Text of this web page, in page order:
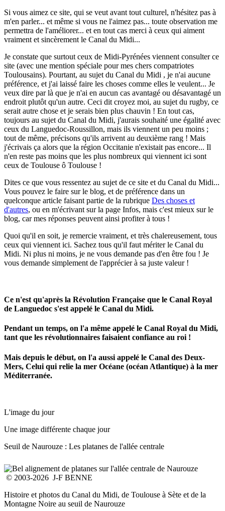
Si vous aimez ce site, qui se veut avant tout culturel, n'hésitez pas à
m'en parler... et même si vous ne l'aimez pas... toute observation me
permettra de l'améliorer... et en tout cas merci à ceux qui aiment
vraiment et sincèrement le Canal du Midi...
Je constate que surtout ceux de Midi-Pyrénées viennent consulter ce
site (avec une mention spéciale pour mes chers compatriotes
Toulousains). Pourtant, au sujet du Canal du Midi , je n'ai aucune
préférence, et j'ai laissé faire les choses comme elles le veulent... Je
veux dire par là que je n'ai en aucun cas avantagé ou désavantagé un
endroit plutôt qu'un autre. Ceci dit croyez moi, au sujet du rugby, ce
serait autre chose et je serais bien plus chauvin ! En tout cas,
toujours au sujet du Canal du Midi, j'aurais souhaité une égalité avec
ceux du Languedoc-Roussillon, mais ils viennent un peu moins ;
tout de même, précisons qu'ils arrivent au deuxième rang ! Mais
j'écrivais ça alors que la région Occitanie n'existait pas encore... Il
n'en reste pas moins que les plus nombreux qui viennent ici sont
ceux de Toulouse ô Toulouse !
Dites ce que vous ressentez au sujet de ce site et du Canal du Midi...
Vous pouvez le faire sur le blog, et de préférence dans un
quelconque article faisant partie de la rubrique Des choses et
d'autres, ou en m'écrivant sur la page Infos, mais c'est mieux sur le
blog, car mes réponses peuvent ainsi profiter à tous !
Quoi qu'il en soit, je remercie vraiment, et très chalereusement, tous
ceux qui viennent ici. Sachez tous qu'il faut mériter le Canal du
Midi. Ni plus ni moins, je ne vous demande pas d'en être fou ! Je
vous demande simplement de l'apprécier à sa juste valeur !
Ce n'est qu'après la Révolution Française que le Canal Royal
de Languedoc s'est appelé le Canal du Midi.
Pendant un temps, on l'a même appelé le Canal Royal du Midi,
tant que les révolutionnaires faisaient confiance au roi !
Mais depuis le début, on l'a aussi appelé le Canal des Deux-
Mers, Celui qui relie la mer Océane (océan Atlantique) à la mer
Méditerranée.
L'image du jour
Une image différente chaque jour
Seuil de Naurouze : Les platanes de l'allée centrale
© 2003-2026 J-F BENNE
Histoire et photos du Canal du Midi, de Toulouse à Sète et de la
Montagne Noire au seuil de Naurouze